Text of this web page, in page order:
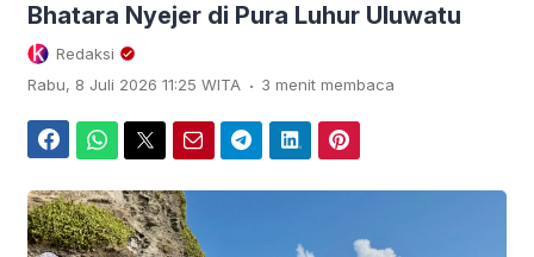
Bhatara Nyejer di Pura Luhur Uluwatu
Redaksi
Rabu, 8 Juli 2026 11:25 WITA . 3 menit membaca